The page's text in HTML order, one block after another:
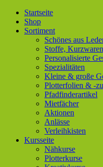
Startseite
Shop
Sortiment
Schönes aus
Stoffe,
Personalisierte
Spezialitäten
Kleine & große
Plotterfolien & -
Pfadfinderartikel
Mietfächer
Aktionen
Anlässe
Verleihkisten
Kursseite
Nähkurse
Plotterkurse